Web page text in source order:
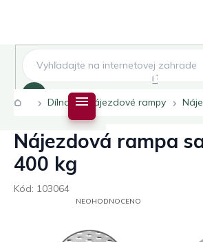
DomůDílna Nájezdové rampy
Nájezdová rampa
400 kg
Kód: 103064
PRŮMĚRNÉNEOHODNOCENO